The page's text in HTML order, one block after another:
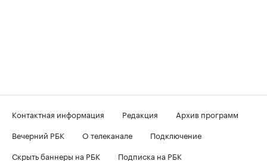
Контактная информация Редакция
Архив программ
Вечерний РБК
О телеканале
Подключение
Скрыть баннеры на РБК
Подписка на РБК